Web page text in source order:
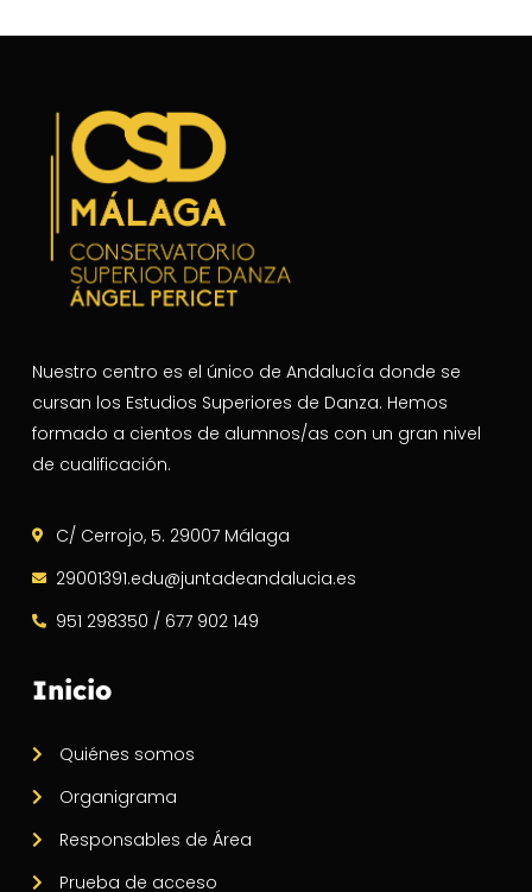
Nuestro centro es el único de Andalucía donde se
cursan los Estudios Superiores de Danza. Hemos
formado a cientos de alumnos/as con un gran nivel
de cualificación.
C/ Cerrojo, 5. 29007 Málaga
29001391.edu@juntadeandalucia.es
951 298350 / 677 902 149
Inicio
Quiénes somos
Organigrama
Responsables de Área
Prueba de acceso